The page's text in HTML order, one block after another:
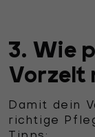
3. Wie
Vorzelt
Damit dein
richtige